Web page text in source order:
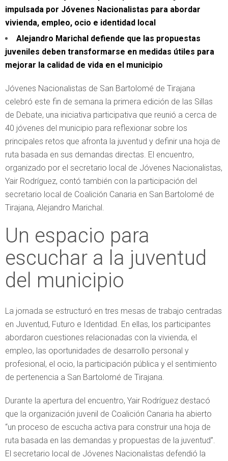
impulsada por Jóvenes Nacionalistas para abordar
vivienda, empleo, ocio e identidad local
Alejandro Marichal defiende que las propuestas
juveniles deben transformarse en medidas útiles para
mejorar la calidad de vida en el municipio
Jóvenes Nacionalistas de San Bartolomé de Tirajana
celebró este fin de semana la primera edición de las Sillas
de Debate, una iniciativa participativa que reunió a cerca de
40 jóvenes del municipio para reflexionar sobre los
principales retos que afronta la juventud y definir una hoja de
ruta basada en sus demandas directas. El encuentro,
organizado por el secretario local de Jóvenes Nacionalistas,
Yair Rodríguez, contó también con la participación del
secretario local de Coalición Canaria en San Bartolomé de
Tirajana, Alejandro Marichal.
Un espacio para
escuchar a la juventud
del municipio
La jornada se estructuró en tres mesas de trabajo centradas
en Juventud, Futuro e Identidad. En ellas, los participantes
abordaron cuestiones relacionadas con la vivienda, el
empleo, las oportunidades de desarrollo personal y
profesional, el ocio, la participación pública y el sentimiento
de pertenencia a San Bartolomé de Tirajana.
Durante la apertura del encuentro, Yair Rodríguez destacó
que la organización juvenil de Coalición Canaria ha abierto
“un proceso de escucha activa para construir una hoja de
ruta basada en las demandas y propuestas de la juventud”.
El secretario local de Jóvenes Nacionalistas defendió la